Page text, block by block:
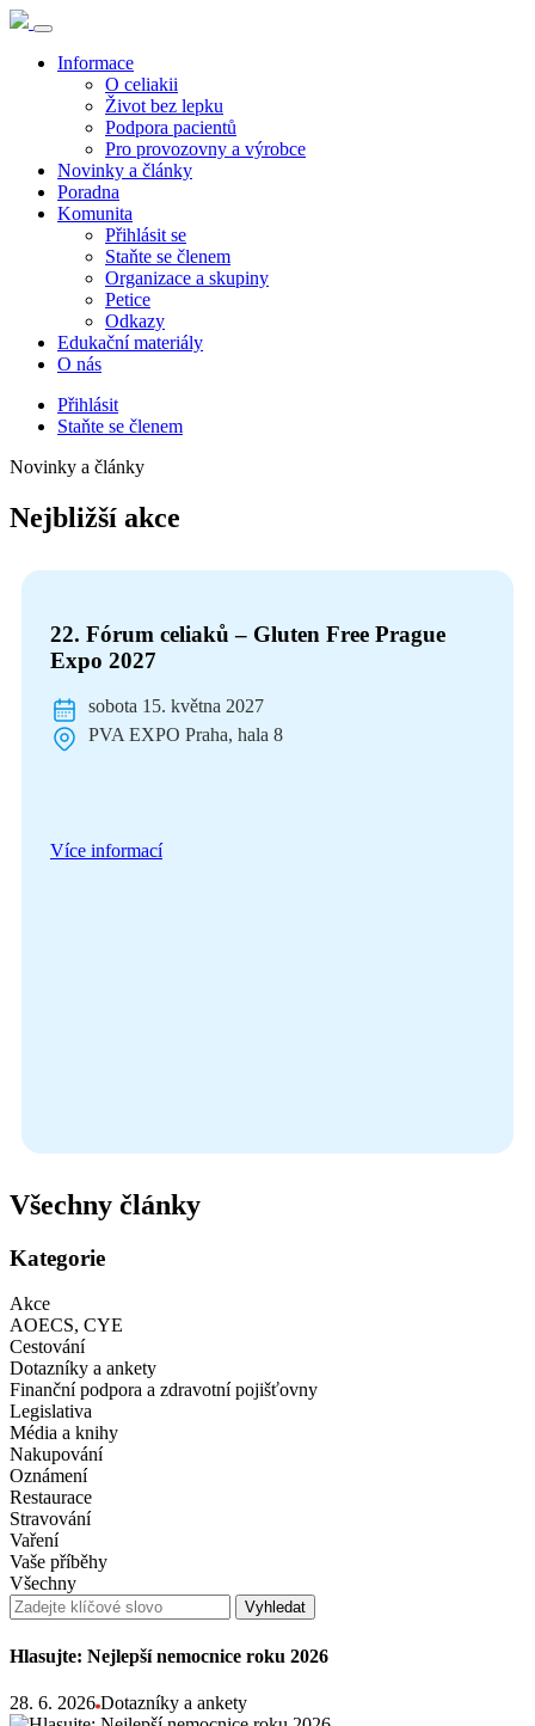
Informace
O celiakii
Život bez lepku
Podpora pacientů
Pro provozovny a výrobce
Novinky a články
Poradna
Komunita
Přihlásit se
Staňte se členem
Organizace a skupiny
Petice
Odkazy
Edukační materiály
O nás
Přihlásit
Staňte se členem
Novinky a články
Nejbližší akce
22. Fórum celiaků – Gluten Free Prague
Expo 2027
sobota 15. května 2027
PVA EXPO Praha, hala 8
Více informací
Všechny články
Kategorie
Akce
AOECS, CYE
Cestování
Dotazníky a ankety
Finanční podpora a zdravotní pojišťovny
Legislativa
Média a knihy
Nakupování
Oznámení
Restaurace
Stravování
Vaření
Vaše příběhy
Všechny
Vyhledat
Hlasujte: Nejlepší nemocnice roku 2026
28. 6. 2026 Dotazníky a ankety